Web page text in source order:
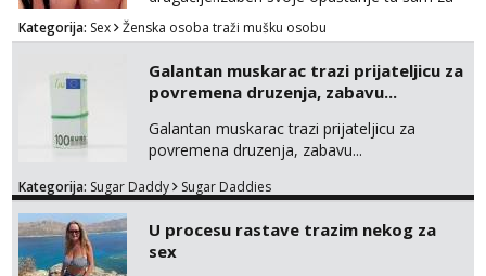
tebe.sve info na mob 095/762-8147
Kategorija: Sex Ženska osoba traži mušku osobu
Galantan muskarac trazi prijateljicu za
povremena druzenja, zabavu...
Galantan muskarac trazi prijateljicu za
povremena druzenja, zabavu...
Kategorija: Sugar Daddy Sugar Daddies
U procesu rastave trazim nekog za
sex